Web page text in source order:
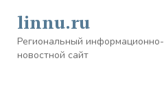
content
linnu.ru
Региональный информационно-
новостной сайт